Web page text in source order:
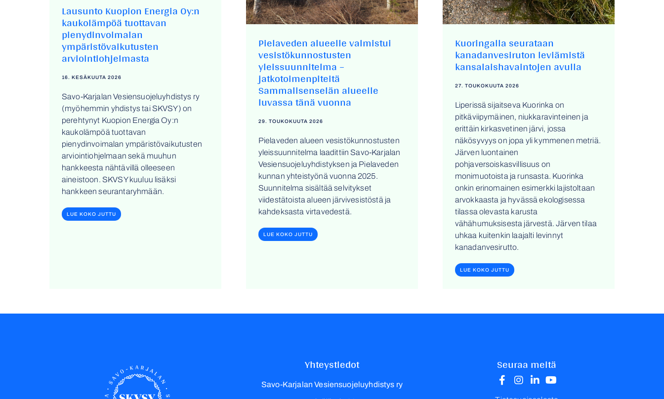
Lausunto Kuopion Energia Oy:n
kaukolämpöä tuottavan
pienydinvoimalan
ympäristövaikutusten
arviointiohjelmasta
16. KESÄKUUTA 2026
Savo-Karjalan Vesiensuojeluyhdistys ry
(myöhemmin yhdistys tai SKVSY) on
perehtynyt Kuopion Energia Oy:n
kaukolämpöä tuottavan
pienydinvoimalan ympäristövaikutusten
arviointiohjelmaan sekä muuhun
hankkeesta nähtävillä olleeseen
aineistoon. SKVSY kuuluu lisäksi
hankkeen seurantaryhmään.
LUE KOKO JUTTU
Pielaveden alueelle valmistui
vesistökunnostusten
yleissuunnitelma –
jatkotoimenpiteitä
Sammalisenselän alueelle
luvassa tänä vuonna
29. TOUKOKUUTA 2026
Pielaveden alueen vesistökunnostusten
yleissuunnitelma laadittiin Savo-Karjalan
Vesiensuojeluyhdistyksen ja Pielaveden
kunnan yhteistyönä vuonna 2025.
Suunnitelma sisältää selvitykset
viidestätoista alueen järvivesistöstä ja
kahdeksasta virtavedestä.
LUE KOKO JUTTU
Kuoringalla seurataan
kanadanvesiruton leviämistä
kansalaishavaintojen avulla
27. TOUKOKUUTA 2026
Liperissä sijaitseva Kuorinka on
pitkäviipymäinen, niukkaravinteinen ja
erittäin kirkasvetinen järvi, jossa
näkösyvyys on jopa yli kymmenen metriä.
Järven luontainen
pohjaversoiskasvillisuus on
monimuotoista ja runsasta. Kuorinka
onkin erinomainen esimerkki lajistoltaan
arvokkaasta ja hyvässä ekologisessa
tilassa olevasta karusta
vähähumuksisesta järvestä. Järven tilaa
uhkaa kuitenkin laajalti levinnyt
kanadanvesirutto.
LUE KOKO JUTTU
Yhteystiedot
Savo-Karjalan Vesiensuojeluyhdistys ry
Seuraa meitä